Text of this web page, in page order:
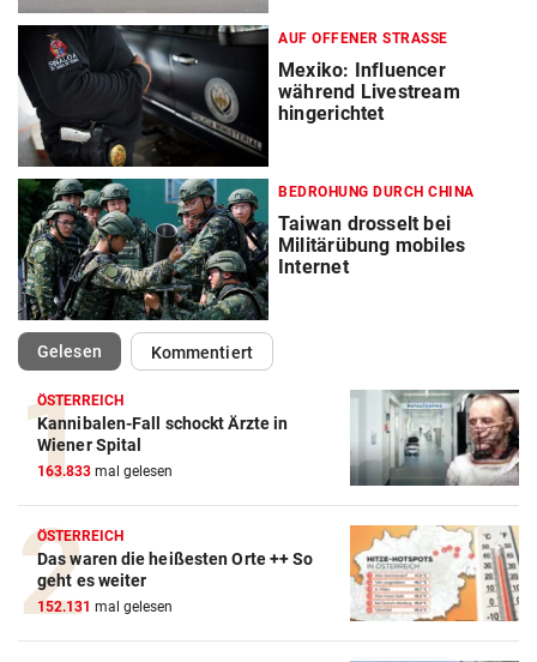
AUF OFFENER STRASSE
Mexiko: Influencer
während Livestream
hingerichtet
BEDROHUNG DURCH CHINA
Taiwan drosselt bei
Militärübung mobiles
Internet
Gelesen(ausgewählt)Kommentiert
ÖSTERREICH
Kannibalen-Fall schockt Ärzte in
Wiener Spital
163.833 mal gelesen
ÖSTERREICH
Das waren die heißesten Orte ++ So
geht es weiter
152.131 mal gelesen